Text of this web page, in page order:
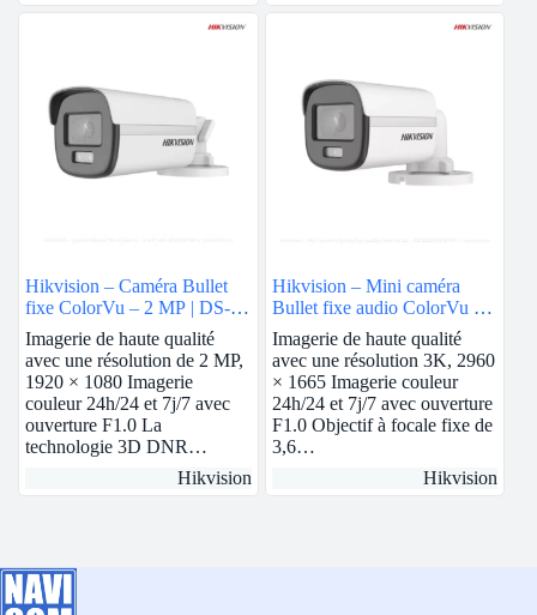
Hikvision – Caméra Bullet
fixe ColorVu – 2 MP | DS-
2CE12DF0T-F
Imagerie de haute qualité
avec une résolution de 2 MP,
1920 × 1080 Imagerie
couleur 24h/24 et 7j/7 avec
ouverture F1.0 La
technologie 3D DNR…
Hikvision
Hikvision – Mini caméra
Bullet fixe audio ColorVu 3K
| DS-2CE10KF0T-FS
Imagerie de haute qualité
avec une résolution 3K, 2960
× 1665 Imagerie couleur
24h/24 et 7j/7 avec ouverture
F1.0 Objectif à focale fixe de
3,6…
Hikvision